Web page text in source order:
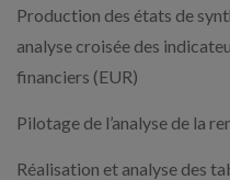
Production des états de
analyse croisée des
financiers (EUR)
Pilotage de l’analyse de la
Réalisation et analyse des